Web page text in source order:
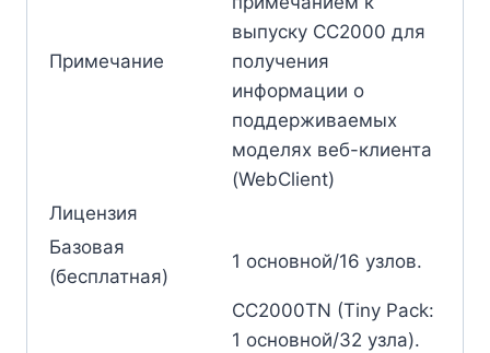
Примечание
выпуску CC2000 для
получения
информации о
поддерживаемых
моделях веб-клиента
(WebClient)
Лицензия
Базовая
(бесплатная)
1 основной/16 узлов.
CC2000TN (Tiny Pack:
1 основной/32 узла).